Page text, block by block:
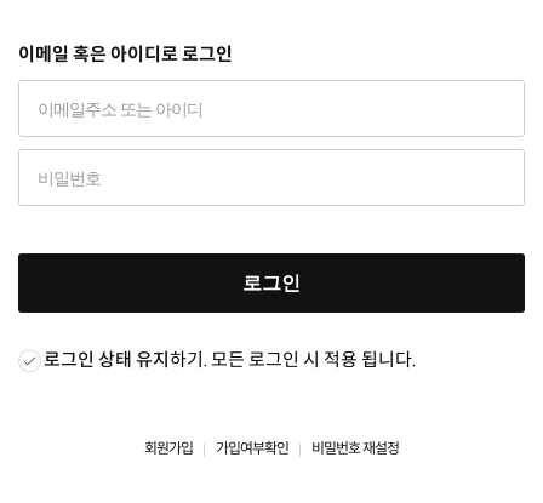
이메일 혹은 아이디로 로그인
로그인
로그인 상태 유지하기. 모든 로그인 시 적용 됩니다.
회원가입 가입여부확인 비밀번호 재설정